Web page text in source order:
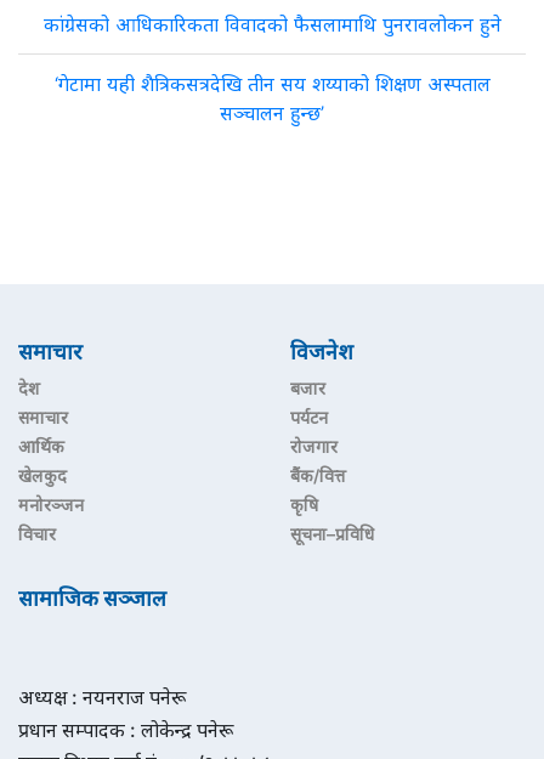
कांग्रेसको आधिकारिकता विवादको फैसलामाथि पुनरावलोकन हुने
‘गेटामा यही शैत्रिकसत्रदेखि तीन सय शय्याको शिक्षण अस्पताल
सञ्चालन हुन्छ’
समाचार
देश
समाचार
आर्थिक
खेलकुद
मनोरञ्जन
विचार
विजनेश
बजार
पर्यटन
रोजगार
बैंक/वित्त
कृषि
सूचना–प्रविधि
सामाजिक सञ्जाल
अध्यक्ष : नयनराज पनेरू
प्रधान सम्पादक : लोकेन्द्र पनेरू